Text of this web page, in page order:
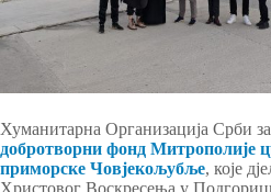
Хуманитарна Организација Срби
добротворни фонд Митрополије
приморске Човјекољубље, које